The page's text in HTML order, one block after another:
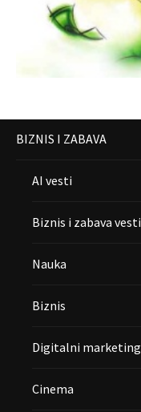
BIZNIS I ZABAVA
AI vesti
Biznis i zabava vesti
Nauka
Biznis
Digitalni marketing
Cinema